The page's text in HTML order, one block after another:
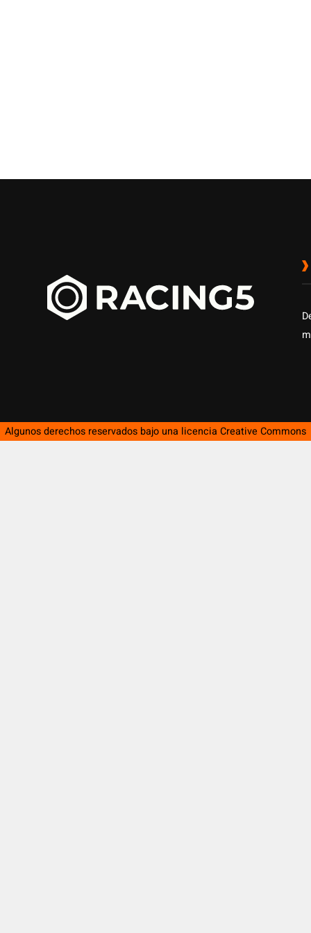
Algunos derechos reservados bajo una licencia Creative Commons